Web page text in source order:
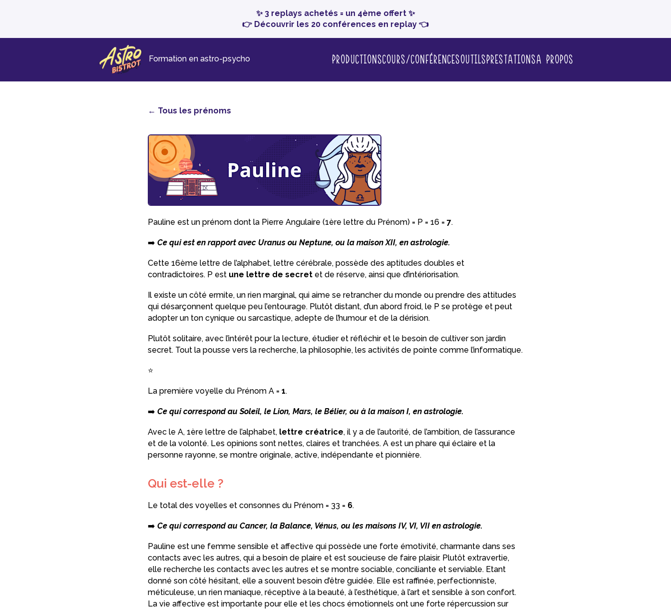
✨ 3 replays achetés = un 4ème offert ✨
👉 Découvrir les 20 conférences en replay 👈
Formation en astro-psycho ProductionsCours/conférencesOutilsPrestationsA propos
← Tous les prénoms
Pauline est un prénom dont la Pierre Angulaire (1ère lettre du Prénom) = P = 16 = 7.
➡️ Ce qui est en rapport avec Uranus ou Neptune, ou la maison XII, en astrologie.
Cette 16ème lettre de l’alphabet, lettre cérébrale, possède des aptitudes doubles et
contradictoires. P est une lettre de secret et de réserve, ainsi que d’intériorisation.
Il existe un côté ermite, un rien marginal, qui aime se retrancher du monde ou prendre des attitudes
qui désarçonnent quelque peu l’entourage. Plutôt distant, d’un abord froid, le P se protège et peut
adopter un ton cynique ou sarcastique, adepte de l’humour et de la dérision.
Plutôt solitaire, avec l’intérêt pour la lecture, étudier et réfléchir et le besoin de cultiver son jardin
secret. Tout la pousse vers la recherche, la philosophie, les activités de pointe comme l’informatique.
⭐️
La première voyelle du Prénom A = 1.
➡️ Ce qui correspond au Soleil, le Lion, Mars, le Bélier, ou à la maison I, en astrologie.
Avec le A, 1ère lettre de l’alphabet, lettre créatrice, il y a de l’autorité, de l’ambition, de l’assurance
et de la volonté. Les opinions sont nettes, claires et tranchées. A est un phare qui éclaire et la
personne rayonne, se montre originale, active, indépendante et pionnière.
Qui est-elle ?
Le total des voyelles et consonnes du Prénom = 33 = 6.
➡️ Ce qui correspond au Cancer, la Balance, Vénus, ou les maisons IV, VI, VII en astrologie.
Pauline est une femme sensible et affective qui possède une forte émotivité, charmante dans ses
contacts avec les autres, qui a besoin de plaire et est soucieuse de faire plaisir. Plutôt extravertie,
elle recherche les contacts avec les autres et se montre sociable, conciliante et serviable. Etant
donné son côté hésitant, elle a souvent besoin d’être guidée. Elle est raffinée, perfectionniste,
méticuleuse, un rien maniaque, réceptive à la beauté, à l’esthétique, à l’art et sensible à son confort.
La vie affective est importante pour elle et les chocs émotionnels ont une forte répercussion sur